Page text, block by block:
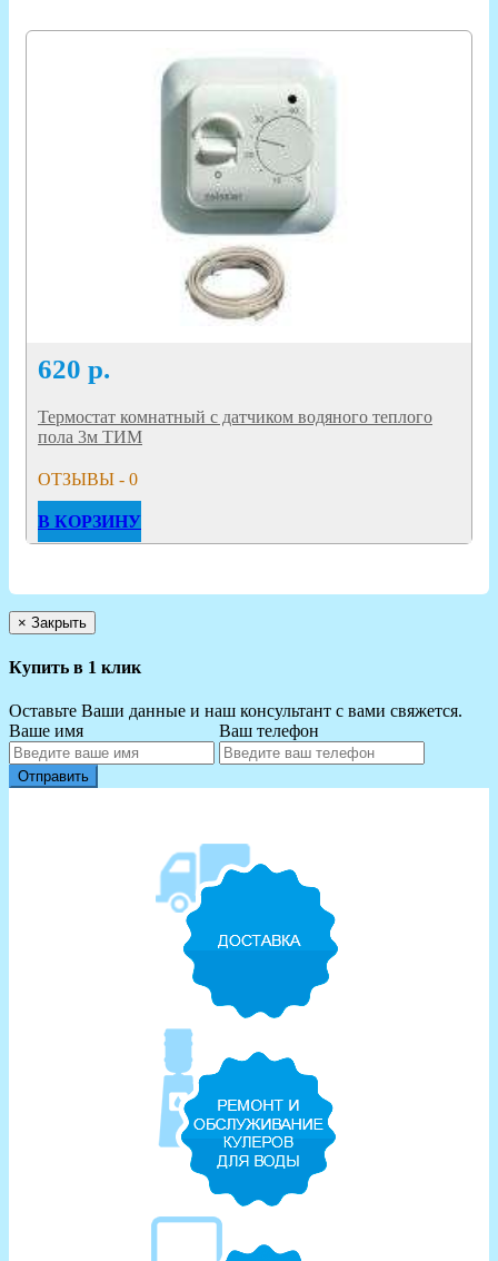
620 р.
Термостат комнатный с датчиком водяного теплого
пола 3м ТИМ
ОТЗЫВЫ - 0
В КОРЗИНУ
× Закрыть
Купить в 1 клик
Оставьте Ваши данные и наш консультант с вами свяжется.
Ваше имя
Ваш телефон
Отправить